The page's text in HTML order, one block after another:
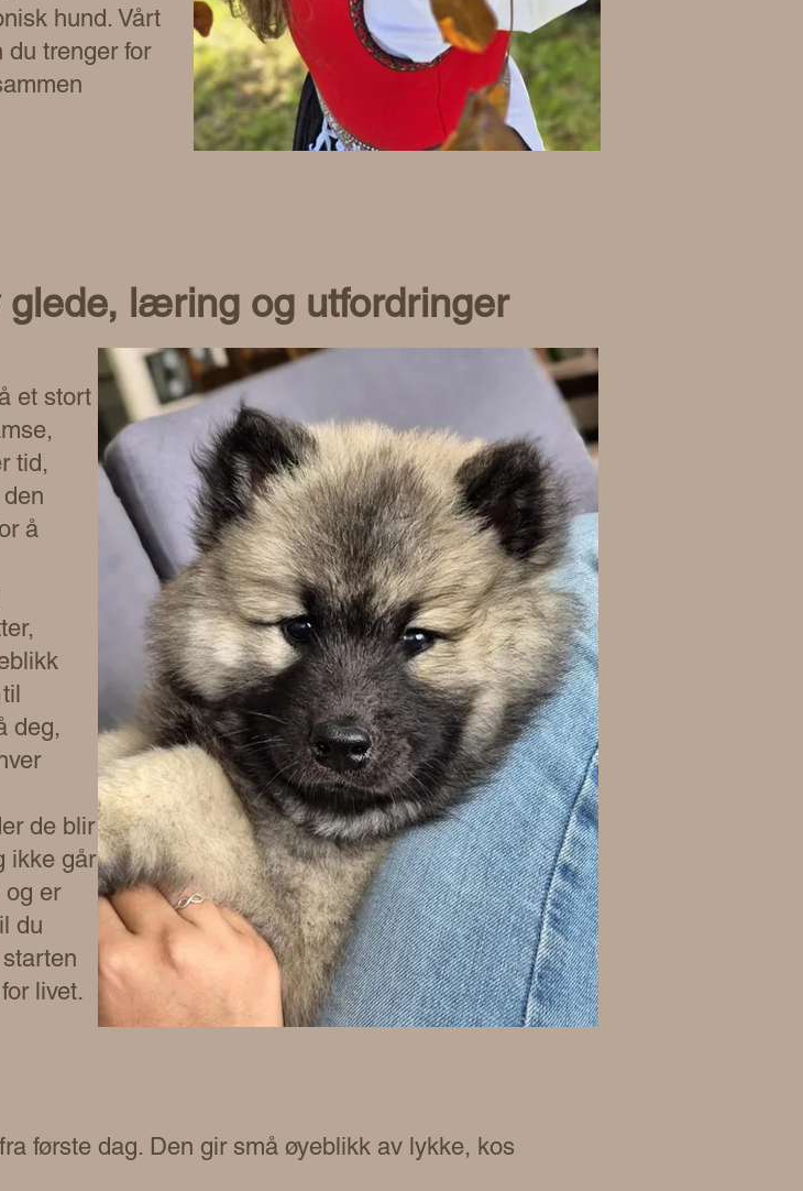
hund. Vårt
du trenger for
læring og utfordringer
et stort
tid,
å
deg,
de blir
ikke går
og er
du
livet.
første dag. Den gir små øyeblikk av lykke, kos